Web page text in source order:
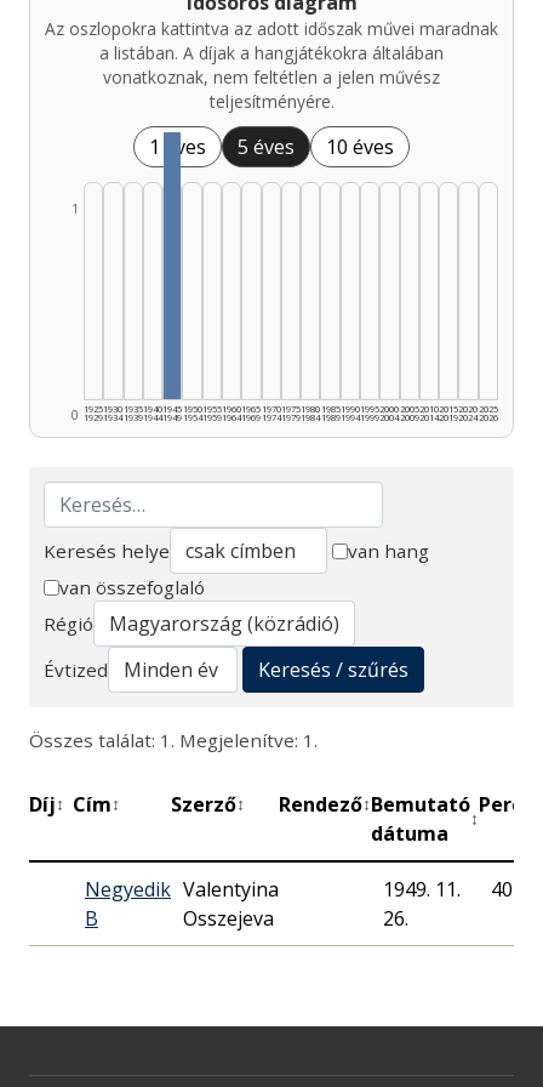
Az oszlopokra kattintva az adott időszak művei maradnak
a listában. A díjak a hangjátékokra általában
vonatkoznak, nem feltétlen a jelen művész
teljesítményére.
1 éves 5 éves 10 éves
0
1
1925
1929
1930
1934
1935
1939
1940
1944
1945
1949
1950
1954
1955
1959
1960
1964
1965
1969
1970
1974
1975
1979
1980
1984
1985
1989
1990
1994
1995
1999
2000
2004
2005
2009
2010
2014
2015
2019
2020
2024
2025
2026
Keresés
Keresés helye
van hang
van összefoglaló
Régió
Évtized
Keresés / szűrés
Összes találat: 1. Megjelenítve: 1.
Díj↕ Cím↕ Szerző↕ Rendező↕Bemutató
dátuma
↕
Perc
Negyedik
B
Valentyina
Osszejeva
1949. 11.
26.
40